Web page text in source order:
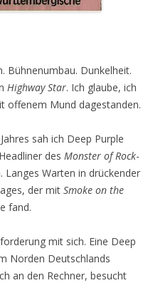
Bühnenumbau. Dunkelheit.
Highway Star. Ich glaube, ich
offenem Mund dagestanden.
sah ich Deep Purple
des Monster of Rock-
Langes Warten in drückender
der mit Smoke on the
fand.
mit sich. Eine Deep
Norden Deutschlands
an den Rechner, besucht